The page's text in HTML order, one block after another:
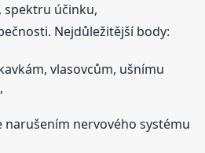
spektru účinku,
Nejdůležitější body:
vlasovcům, ušnímu
narušením nervového systému